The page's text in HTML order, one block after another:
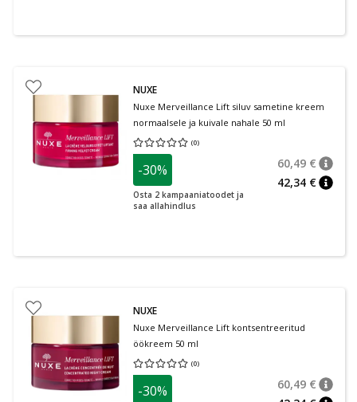
NUXE
Nuxe Merveillance Lift siluv sametine kreem
normaalsele ja kuivale nahale 50 ml
(0)
Keskmine hinnang 0.00
-30%
Osta 2 kampaaniatoodet ja
saa allahindlus
60,49 €
42,34 €
NUXE
Nuxe Merveillance Lift kontsentreeritud
öökreem 50 ml
(0)
Keskmine hinnang 0.00
-30% 60,49 €